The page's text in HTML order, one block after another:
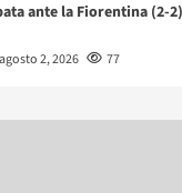
ante la Fiorentina (2-
agosto 2, 2026 77